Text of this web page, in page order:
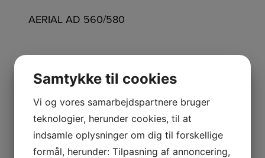
AERIAL AD 560/580
Pumpe-Kit
4.750,00DKK Inkl. moms
Samtykke til cookies
Vi og vores samarbejdspartnere bruger
teknologier, herunder cookies, til at
indsamle oplysninger om dig til forskellige
formål, herunder: Tilpasning af annoncering,